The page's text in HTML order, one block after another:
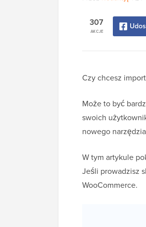
AKCJE
307
Czy chcesz
Może to być
swoich
nowego
W tym artykule
Jeśli prowadzisz
WooCommerce.